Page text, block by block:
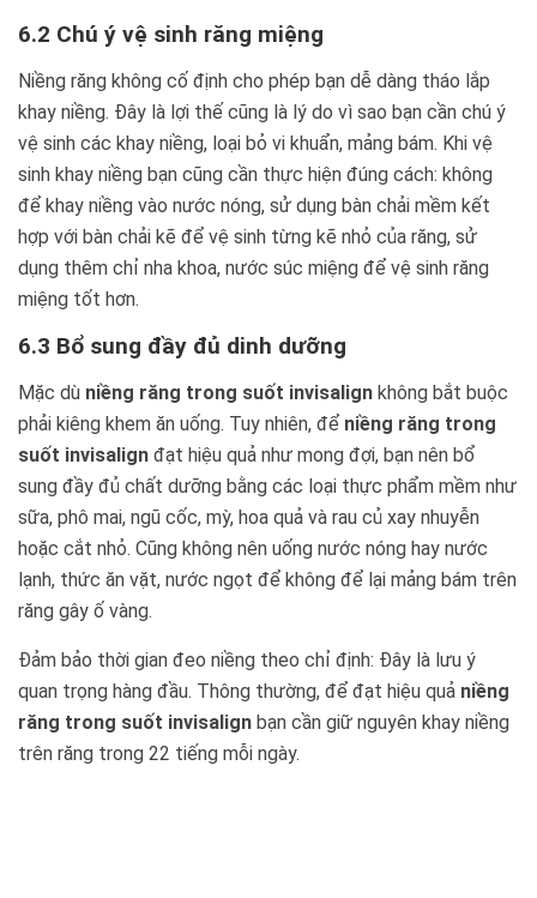
6.2 Chú ý vệ sinh răng miệng
Niềng răng không cố định cho phép bạn dễ dàng tháo lắp
khay niềng. Đây là lợi thế cũng là lý do vì sao bạn cần chú ý
vệ sinh các khay niềng, loại bỏ vi khuẩn, mảng bám. Khi vệ
sinh khay niềng bạn cũng cần thực hiện đúng cách: không
để khay niềng vào nước nóng, sử dụng bàn chải mềm kết
hợp với bàn chải kẽ để vệ sinh từng kẽ nhỏ của răng, sử
dụng thêm chỉ nha khoa, nước súc miệng để vệ sinh răng
miệng tốt hơn.
6.3 Bổ sung đầy đủ dinh dưỡng
Mặc dù niềng răng trong suốt invisalign không bắt buộc
phải kiêng khem ăn uống. Tuy nhiên, để niềng răng trong
suốt invisalign đạt hiệu quả như mong đợi, bạn nên bổ
sung đầy đủ chất dưỡng bằng các loại thực phẩm mềm như
sữa, phô mai, ngũ cốc, mỳ, hoa quả và rau củ xay nhuyễn
hoặc cắt nhỏ. Cũng không nên uống nước nóng hay nước
lạnh, thức ăn vặt, nước ngọt để không để lại mảng bám trên
răng gây ố vàng.
Đảm bảo thời gian đeo niềng theo chỉ định: Đây là lưu ý
quan trọng hàng đầu. Thông thường, để đạt hiệu quả niềng
răng trong suốt invisalign bạn cần giữ nguyên khay niềng
trên răng trong 22 tiếng mỗi ngày.